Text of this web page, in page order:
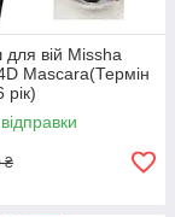
вій Missha
Mascara(Термін
₴